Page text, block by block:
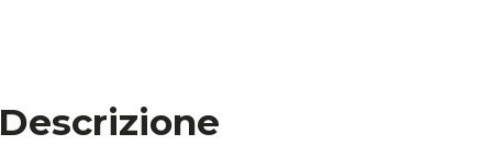
Descrizione